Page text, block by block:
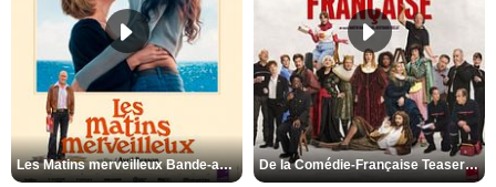
Les Matins merveilleux Bande-annonce VF De la Comédie-Française Teaser VF